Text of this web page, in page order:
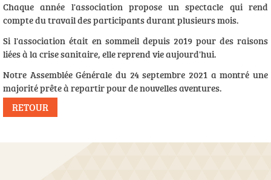
Chaque année l'association propose un spectacle qui rend
compte du travail des participants durant plusieurs mois.
Si l'association était en sommeil depuis 2019 pour des raisons
liées à la crise sanitaire, elle reprend vie aujourd'hui.
Notre Assemblée Générale du 24 septembre 2021 a montré une
majorité prête à repartir pour de nouvelles aventures.
RETOUR